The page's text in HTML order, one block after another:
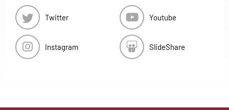
Twitter
Instagram
Youtube
SlideShare